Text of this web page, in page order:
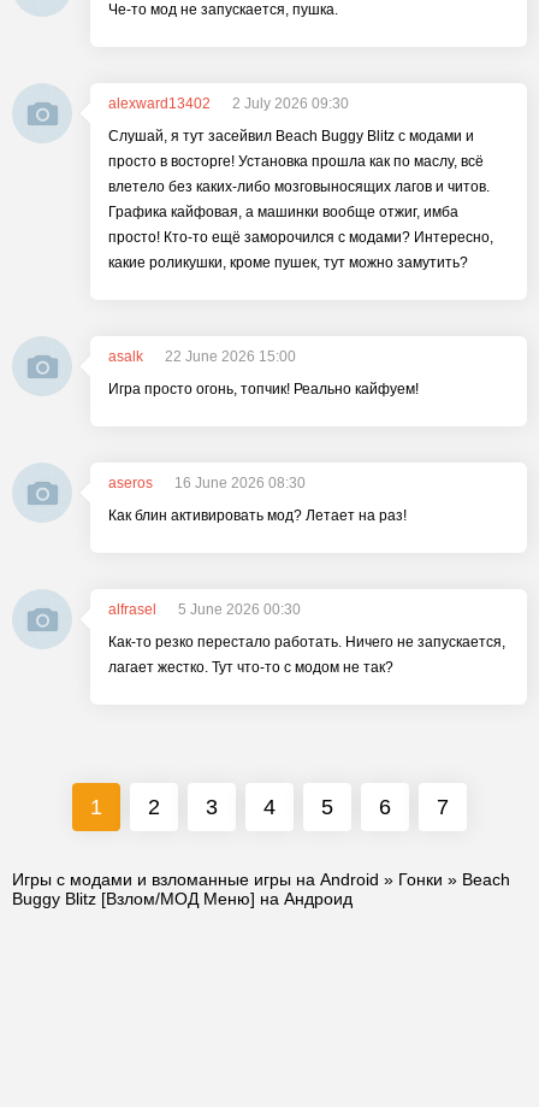
Че-то мод не запускается, пушка.
alexward13402
2 July 2026 09:30
Слушай, я тут засейвил Beach Buggy Blitz с модами и
просто в восторге! Установка прошла как по маслу, всё
влетело без каких-либо мозговыносящих лагов и читов.
Графика кайфовая, а машинки вообще отжиг, имба
просто! Кто-то ещё заморочился с модами? Интересно,
какие роликушки, кроме пушек, тут можно замутить?
asalk
22 June 2026 15:00
Игра просто огонь, топчик! Реально кайфуем!
aseros
16 June 2026 08:30
Как блин активировать мод? Летает на раз!
alfrasel
5 June 2026 00:30
Как-то резко перестало работать. Ничего не запускается,
лагает жестко. Тут что-то с модом не так?
1 2 3 4 5 6 7
Игры с модами и взломанные игры на Android » Гонки » Beach
Buggy Blitz [Взлом/МОД Меню] на Андроид